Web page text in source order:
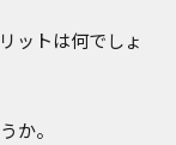
ットは何でしょ
か。